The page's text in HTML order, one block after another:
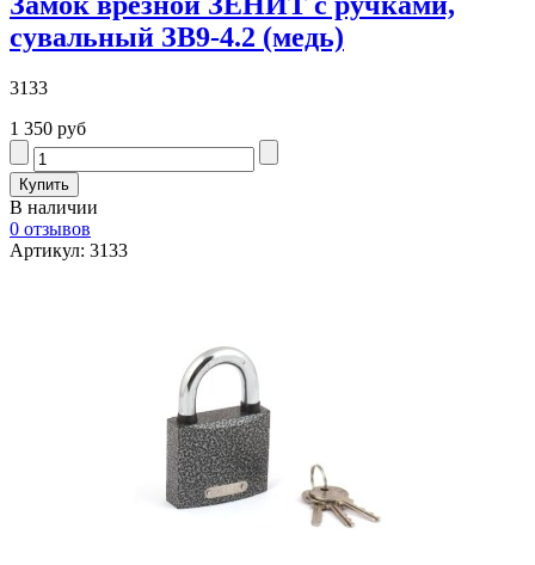
сувальный ЗB9-4.2 (медь)
3133
1 350 руб
В наличии
0 отзывов
Артикул: 3133